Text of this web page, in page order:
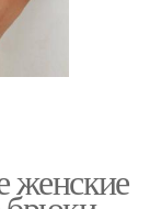
женские